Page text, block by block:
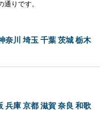
りです。
奈川 埼玉 千葉 茨城 栃木
兵庫 京都 滋賀 奈良 和歌